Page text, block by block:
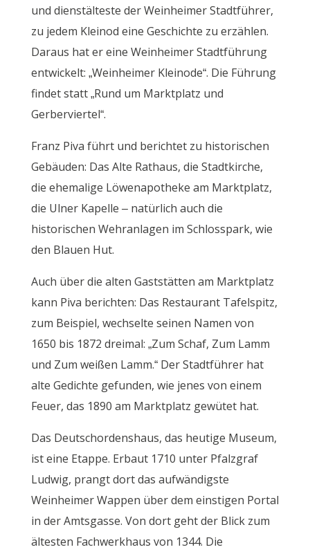
und dienstälteste der Weinheimer Stadtführer,
zu jedem Kleinod eine Geschichte zu erzählen.
Daraus hat er eine Weinheimer Stadtführung
entwickelt: „Weinheimer Kleinode“. Die Führung
findet statt „Rund um Marktplatz und
Gerberviertel“.
Franz Piva führt und berichtet zu historischen
Gebäuden: Das Alte Rathaus, die Stadtkirche,
die ehemalige Löwenapotheke am Marktplatz,
die Ulner Kapelle – natürlich auch die
historischen Wehranlagen im Schlosspark, wie
den Blauen Hut.
Auch über die alten Gaststätten am Marktplatz
kann Piva berichten: Das Restaurant Tafelspitz,
zum Beispiel, wechselte seinen Namen von
1650 bis 1872 dreimal: „Zum Schaf, Zum Lamm
und Zum weißen Lamm.“ Der Stadtführer hat
alte Gedichte gefunden, wie jenes von einem
Feuer, das 1890 am Marktplatz gewütet hat.
Das Deutschordenshaus, das heutige Museum,
ist eine Etappe. Erbaut 1710 unter Pfalzgraf
Ludwig, prangt dort das aufwändigste
Weinheimer Wappen über dem einstigen Portal
in der Amtsgasse. Von dort geht der Blick zum
ältesten Fachwerkhaus von 1344. Die